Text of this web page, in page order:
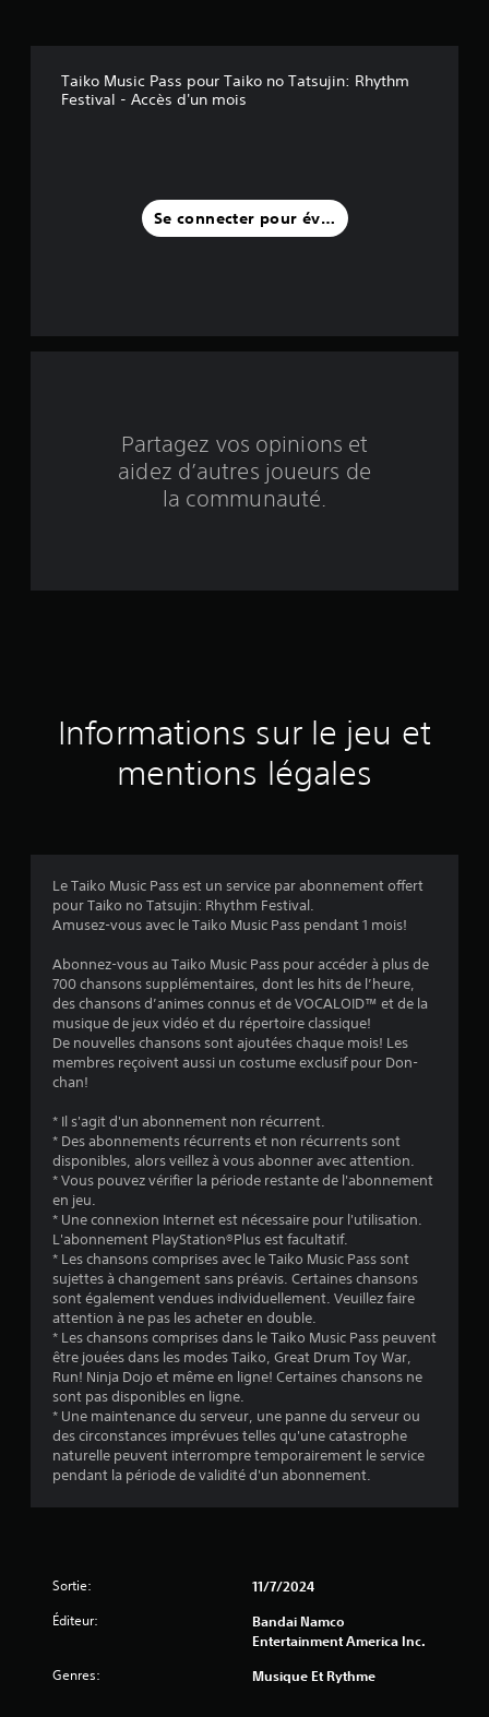
s
u
b
u
v
u
i
n
Taiko Music Pass pour Taiko no Tatsujin: Rhythm
Festival - Accès d'un mois
Se connecter pour évaluer
Partagez vos opinions et
aidez d’autres joueurs de
la communauté.
Informations sur le jeu et
mentions légales
Le Taiko Music Pass est un service par abonnement offert
pour Taiko no Tatsujin: Rhythm Festival.
Amusez-vous avec le Taiko Music Pass pendant 1 mois!
Abonnez-vous au Taiko Music Pass pour accéder à plus de
700 chansons supplémentaires, dont les hits de l’heure,
des chansons d’animes connus et de VOCALOID™ et de la
musique de jeux vidéo et du répertoire classique!
De nouvelles chansons sont ajoutées chaque mois! Les
membres reçoivent aussi un costume exclusif pour Don-
chan!
* Il s'agit d'un abonnement non récurrent.
* Des abonnements récurrents et non récurrents sont
disponibles, alors veillez à vous abonner avec attention.
* Vous pouvez vérifier la période restante de l'abonnement
en jeu.
* Une connexion Internet est nécessaire pour l'utilisation.
L'abonnement PlayStation®Plus est facultatif.
* Les chansons comprises avec le Taiko Music Pass sont
sujettes à changement sans préavis. Certaines chansons
sont également vendues individuellement. Veuillez faire
attention à ne pas les acheter en double.
* Les chansons comprises dans le Taiko Music Pass peuvent
être jouées dans les modes Taiko, Great Drum Toy War,
Run! Ninja Dojo et même en ligne! Certaines chansons ne
sont pas disponibles en ligne.
* Une maintenance du serveur, une panne du serveur ou
des circonstances imprévues telles qu'une catastrophe
naturelle peuvent interrompre temporairement le service
pendant la période de validité d'un abonnement.
Sortie: 11/7/2024
Éditeur:
Bandai Namco
Entertainment America Inc.
Genres: Musique Et Rythme